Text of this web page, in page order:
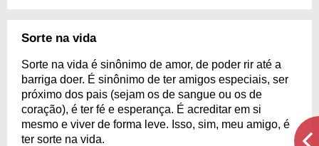
Sorte na vida
Sorte na vida é sinônimo de amor, de poder rir até a
barriga doer. É sinônimo de ter amigos especiais, ser
próximo dos pais (sejam os de sangue ou os de
coração), é ter fé e esperança. É acreditar em si
mesmo e viver de forma leve. Isso, sim, meu amigo, é
ter sorte na vida.